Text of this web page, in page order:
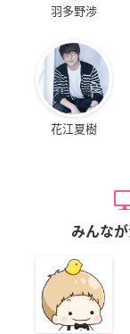
羽多野渉
花江夏樹
みんな